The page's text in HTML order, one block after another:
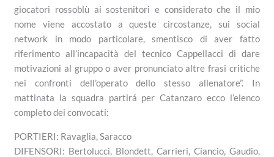
giocatori rossoblù ai sostenitori e considerato che il mio
nome viene accostato a queste circostanze, sui social
network in modo particolare, smentisco di aver fatto
riferimento all’incapacità del tecnico Cappellacci di dare
motivazioni al gruppo o aver pronunciato altre frasi critiche
nei confronti dell’operato dello stesso allenatore”. In
mattinata la squadra partirá per Catanzaro ecco l’elenco
completo dei convocati:
PORTIERI: Ravaglia, Saracco
DIFENSORI: Bertolucci, Blondett, Carrieri, Ciancio, Gaudio,